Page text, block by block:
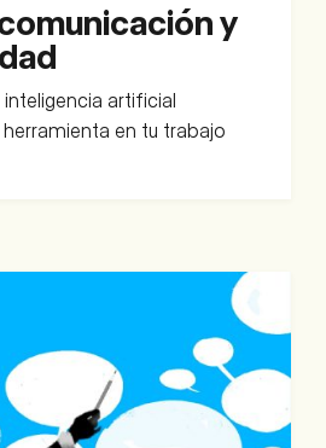
y
artificial
en tu trabajo